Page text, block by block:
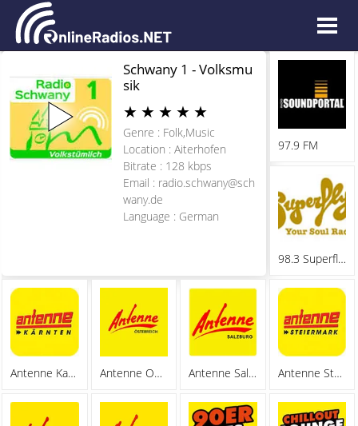
Schwany 1 - Volksmu
sik
★ ★ ★ ★ ★
Genre : Folk,Music
Location : Aiterhofen
Bitrate : 128 kbps
Email : radio.schwany@sch
wany.de
Language : German
97.9 FM
98.3 Superfly FM
Antenne Kaernten Antenne Oesterreich Antenne Salzburg Antenne Steiermark